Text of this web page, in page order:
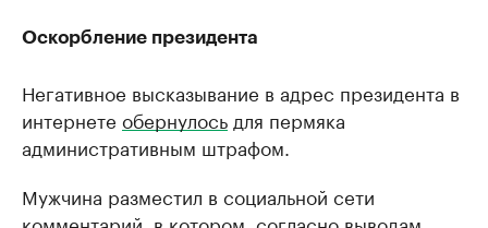
Оскорбление президента
Негативное высказывание в адрес президента в
интернете обернулось для пермяка
административным штрафом.
Мужчина разместил в социальной сети
комментарий, в котором, согласно выводам